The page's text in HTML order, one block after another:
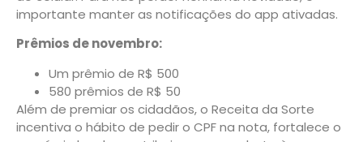
importante manter as notificações do app ativadas.
Prêmios de novembro:
Um prêmio de R$ 500
580 prêmios de R$ 50
Além de premiar os cidadãos, o Receita da Sorte
incentiva o hábito de pedir o CPF na nota, fortalece o